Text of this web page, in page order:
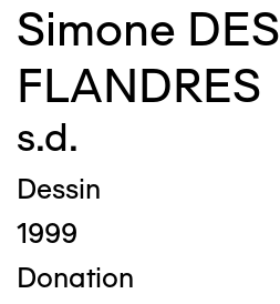
Simone DES
FLANDRES
s.d.
Dessin
1999
Donation